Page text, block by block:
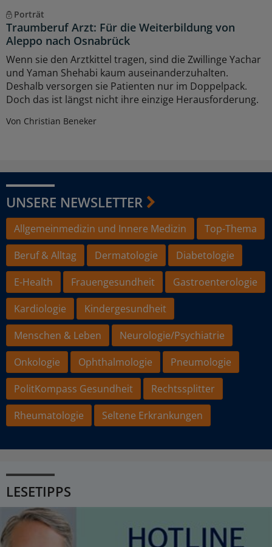
Porträt
Traumberuf Arzt: Für die Weiterbildung von
Aleppo nach Osnabrück
Wenn sie den Arztkittel tragen, sind die Zwillinge Yachar
und Yaman Shehabi kaum auseinanderzuhalten.
Deshalb versorgen sie Patienten nur im Doppelpack.
Doch das ist längst nicht ihre einzige Herausforderung.
Von Christian Beneker
UNSERE NEWSLETTER
Allgemeinmedizin und Innere Medizin
Top-Thema
Beruf & Alltag
Dermatologie
Diabetologie
E-Health
Frauengesundheit
Gastroenterologie
Kardiologie
Kindergesundheit
Menschen & Leben
Neurologie/Psychiatrie
Onkologie
Ophthalmologie
Pneumologie
PolitKompass Gesundheit
Rechtssplitter
Rheumatologie
Seltene Erkrankungen
LESETIPPS